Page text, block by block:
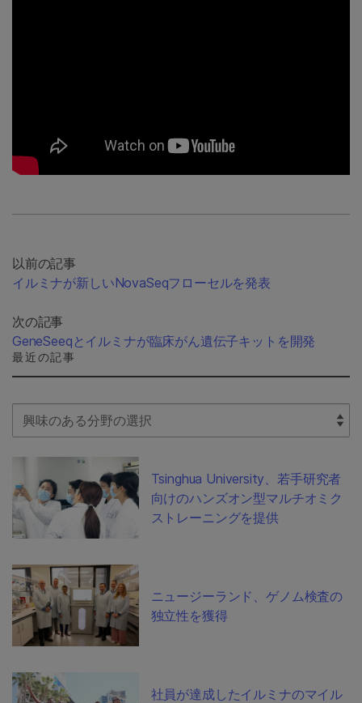
以前の記事
イルミナが新しいNovaSeqフローセルを発表
次の記事
GeneSeeqとイルミナが臨床がん遺伝子キットを開発
最近の記事
Select Filter
Tsinghua University、若手研究者
向けのハンズオン型マルチオミク
ストレーニングを提供
ニュージーランド、ゲノム検査の
独立性を獲得
社員が達成したイルミナのマイル